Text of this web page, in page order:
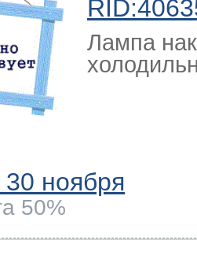
Лампа
30 ноября
50%